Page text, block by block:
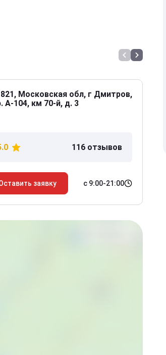
Московская обл, г Дмитров,
А-104, км 70-й, д. 3
116 отзывов
заявку с 9:00-21:00